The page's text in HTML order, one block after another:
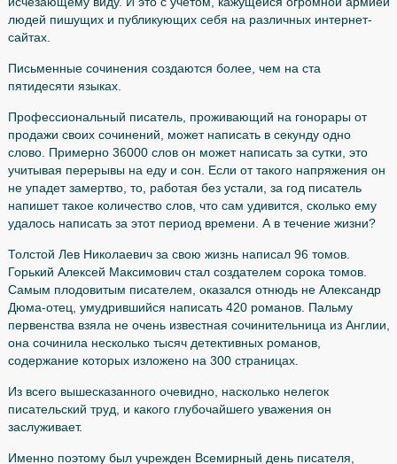
Вы знаете, сколько писателей в мире? По одним
количество не превышает сто тысяч, по другим – их
живущих на нашей планете людей составляет семь
миллиардов, то окажется что писатели относятся к
исчезающему виду. И это с учётом, кажущейся
людей пишущих и публикующих себя на различных
сайтах.
Письменные сочинения создаются более, чем на ста
пятидесяти языках.
Профессиональный писатель, проживающий на
продажи своих сочинений, может написать в секунду
слово. Примерно 36000 слов он может написать за
учитывая перерывы на еду и сон. Если от такого
не упадет замертво, то, работая без устали, за год
напишет такое количество слов, что сам удивится,
Толстой Лев Николаевич за свою жизнь написал 96
Горький Алексей Максимович стал создателем сорока
Самым плодовитым писателем, оказался отнюдь не